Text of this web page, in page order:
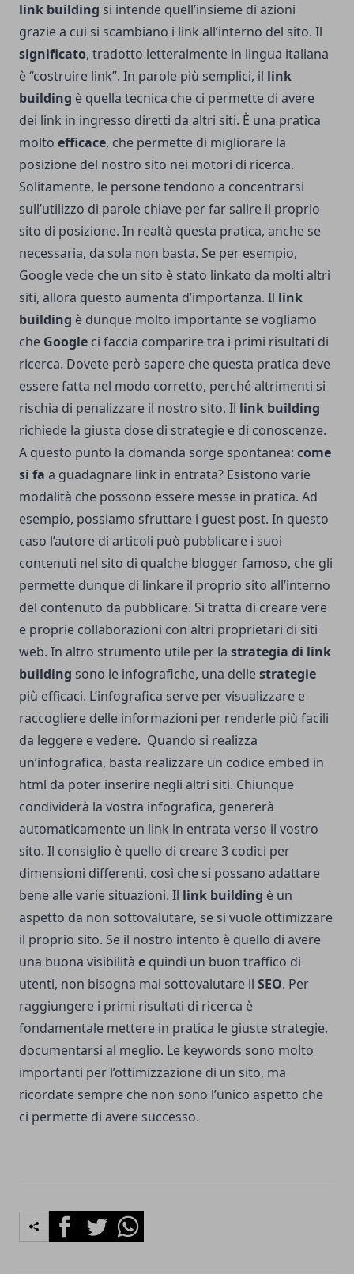
link building si intende quell’insieme di azioni
grazie a cui si scambiano i link all’interno del sito. Il
significato, tradotto letteralmente in lingua italiana
è “costruire link”. In parole più semplici, il link
building è quella tecnica che ci permette di avere
dei link in ingresso diretti da altri siti. È una pratica
molto efficace, che permette di migliorare la
posizione del nostro sito nei motori di ricerca.
Solitamente, le persone tendono a concentrarsi
sull’utilizzo di parole chiave per far salire il proprio
sito di posizione. In realtà questa pratica, anche se
necessaria, da sola non basta. Se per esempio,
Google vede che un sito è stato linkato da molti altri
siti, allora questo aumenta d’importanza. Il link
building è dunque molto importante se vogliamo
che Google ci faccia comparire tra i primi risultati di
ricerca. Dovete però sapere che questa pratica deve
essere fatta nel modo corretto, perché altrimenti si
rischia di penalizzare il nostro sito. Il link building
richiede la giusta dose di strategie e di conoscenze.
A questo punto la domanda sorge spontanea: come
si fa a guadagnare link in entrata? Esistono varie
modalità che possono essere messe in pratica. Ad
esempio, possiamo sfruttare i guest post. In questo
caso l’autore di articoli può pubblicare i suoi
contenuti nel sito di qualche blogger famoso, che gli
permette dunque di linkare il proprio sito all’interno
del contenuto da pubblicare. Si tratta di creare vere
e proprie collaborazioni con altri proprietari di siti
web. In altro strumento utile per la strategia di link
building sono le infografiche, una dellestrategie
più efficaci. L’infografica serve per visualizzare e
raccogliere delle informazioni per renderle più facili
da leggere e vedere. Quando si realizza
un’infografica, basta realizzare un codice embed in
html da poter inserire negli altri siti. Chiunque
condividerà la vostra infografica, genererà
automaticamente un link in entrata verso il vostro
sito. Il consiglio è quello di creare 3 codici per
dimensioni differenti, così che si possano adattare
bene alle varie situazioni. Il link building è un
aspetto da non sottovalutare, se si vuole ottimizzare
il proprio sito. Se il nostro intento è quello di avere
una buona visibilità e quindi un buon traffico di
utenti, non bisogna mai sottovalutare il SEO. Per
raggiungere i primi risultati di ricerca è
fondamentale mettere in pratica le giuste strategie,
documentarsi al meglio. Le keywords sono molto
importanti per l’ottimizzazione di un sito, ma
ricordate sempre che non sono l’unico aspetto che
ci permette di avere successo.
FacebookTwitterWhatsapp